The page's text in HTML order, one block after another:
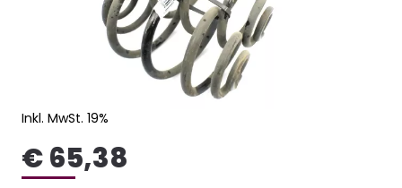
Inkl. MwSt. 19%
€ 65,38